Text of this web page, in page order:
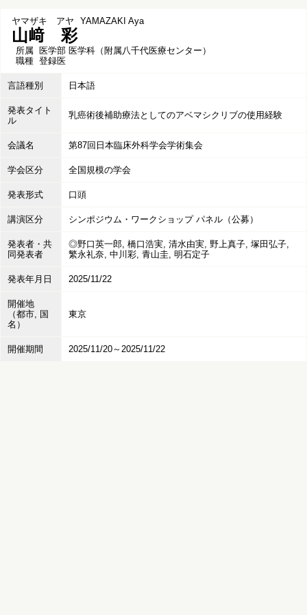
ヤマザキ アヤ YAMAZAKI Aya
山﨑 彩
所属 医学部 医学科（附属八千代医療センター）
職種 登録医
言語種別 日本語
発表タイト
ル
乳癌術後補助療法としてのアベマシクリブの使用経験
会議名 第87回日本臨床外科学会学術集会
学会区分 全国規模の学会
発表形式 口頭
講演区分 シンポジウム・ワークショップ パネル（公募）
発表者・共
同発表者
◎野口英一郎, 橋口浩実, 清水由実, 野上真子, 塚田弘子,
繁永礼奈, 中川彩, 青山圭, 明石定子
発表年月日 2025/11/22
開催地
（都市, 国
名）
東京
開催期間 2025/11/20～2025/11/22